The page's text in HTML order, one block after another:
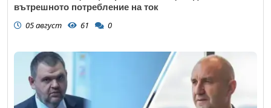
вътрешното потребление на ток
05 август 61 0